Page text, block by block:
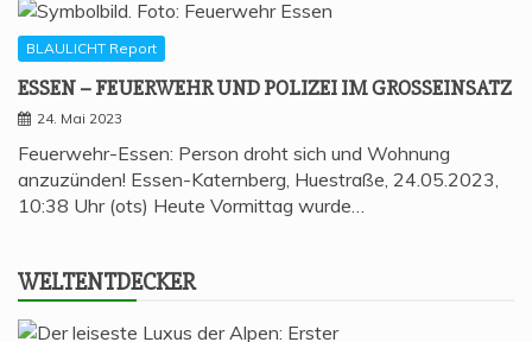
BLAULICHT Report
ESSEN – FEU­ER­WEHR UND POLI­ZEI IM GROSSEINSATZ
24. Mai 2023
Feuerwehr-Essen: Person droht sich und Wohnung
anzuzünden! Essen-Katernberg, Huestraße, 24.05.2023,
10:38 Uhr (ots) Heute Vormittag wurde…
WELT­ENT­DE­CKER